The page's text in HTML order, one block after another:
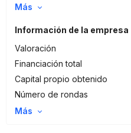
Más
Información de la empresa
Valoración
Financiación total
Capital propio obtenido
Número de rondas
Más